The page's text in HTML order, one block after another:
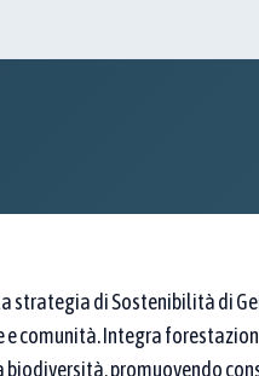
strategia di Sostenibilità di
comunità. Integra
promuovendo